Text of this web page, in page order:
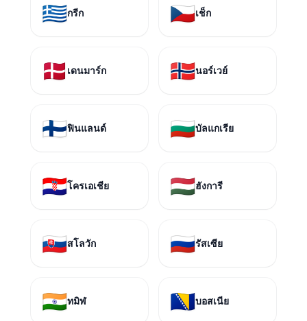
🇬🇷กรีก 🇨🇿เช็ก
🇩🇰 เดนมาร์ก 🇳🇴นอร์เวย์
🇫🇮ฟินแลนด์ 🇧🇬บัลแกเรีย
🇭🇷โครเอเชีย 🇭🇺ฮังการี
🇸🇰สโลวัก 🇷🇺รัสเซีย
🇮🇳ทมิฬ 🇧🇦บอสเนีย